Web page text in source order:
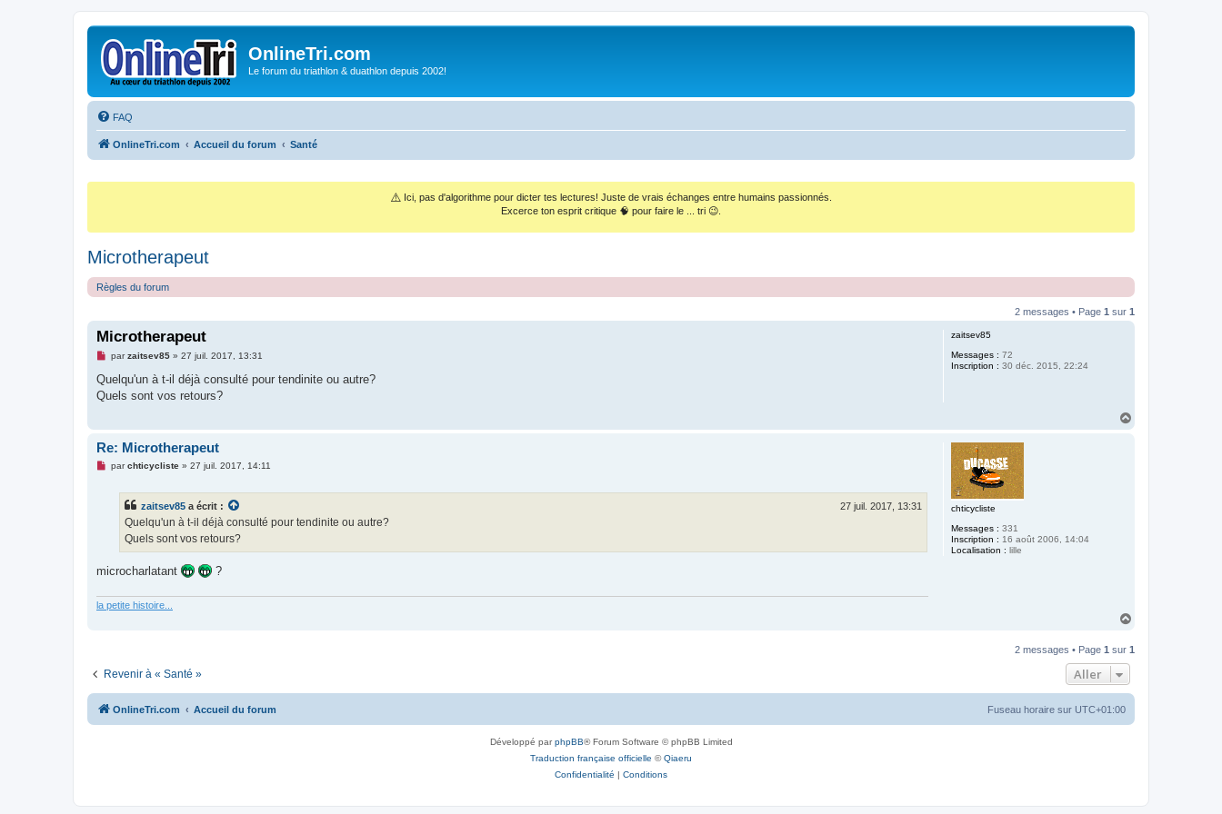
OnlineTri.com
Le forum du triathlon & duathlon depuis 2002!
FAQ
OnlineTri.com Accueil du forum Santé
⚠️ Ici, pas d'algorithme pour dicter tes lectures! Juste de vrais échanges entre humains passionnés.
Excerce ton esprit critique 🧠 pour faire le ... tri 😉.
Microtherapeut
Règles du forum
2 messages • Page 1 sur 1
zaitsev85
Messages : 72
Inscription : 30 déc. 2015, 22:24
Microtherapeut
M
s
a
n
n
parzaitsev85» 27 juil. 2017, 13:31
Quelqu'un à t-il déjà consulté pour tendinite ou autre?
Quels sont vos retours?
chticycliste
Messages : 331
Inscription : 16 août 2006, 14:04
Localisation : lille
Re: Microtherapeut
M
l
parchticycliste» 27 juil. 2017, 14:11
zaitsev85 a écrit : 27 juil. 2017, 13:31
Quelqu'un à t-il déjà consulté pour tendinite ou autre?
Quels sont vos retours?
microcharlatant ?
la petite histoire...
t
2 messages • Page 1 sur 1
Revenir à « Santé » Aller
OnlineTri.com Accueil du forum Fuseau horaire sur UTC+01:00
Développé parphpBB® Forum Software © phpBB Limited
Traduction française officielle ©Qiaeru
Confidentialité | Conditions